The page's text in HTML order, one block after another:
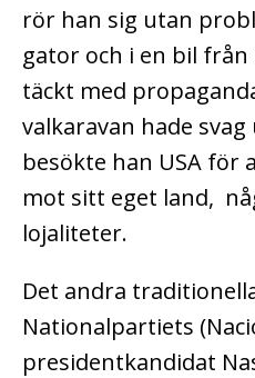
rör han sig utan
gator och i en bil
täckt med
valkaravan hade
besökte han USA för
mot sitt eget land,
lojaliteter.
Det andra
Nationalpartiets
presidentkandidat